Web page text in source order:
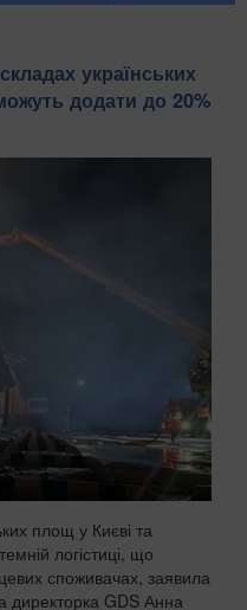
українських
додати до 20%
площ у Києві та
логістиці, що
споживачах, заявила
директорка GDS Анна